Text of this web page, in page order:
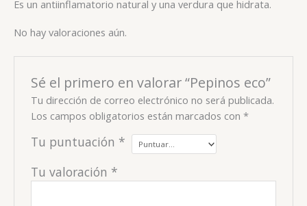
Es un antiinflamatorio natural y una verdura que hidrata.
No hay valoraciones aún.
Sé el primero en valorar “Pepinos eco”
Tu dirección de correo electrónico no será publicada.
Los campos obligatorios están marcados con*
Tu puntuación *
Tu valoración *